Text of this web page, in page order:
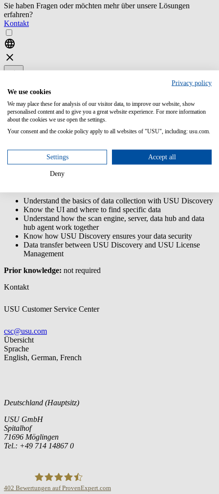
Sie haben Fragen oder möchten mehr über unsere Lösungen
erfahren?
Kontakt
USU IT Asset
Management
ST16-7 USU
User
Management
The USU Discovery - End User training is a basic training that
introduces you the application and enables you to use its core
features.
Understand the basics of data collection with USU Discovery
Know the UI and where to find specific data
Understand how the scan engine, server, data hub and data
hub agent work together
Know how USU Discovery ensures your data security
Data transfer between USU Discovery and USU License
Management
Prior knowledge: not required
Kontakt
USU Customer Service Center
csc@usu.com
Übersicht
Sprache
English, German, French
Deutschland (Hauptsitz)
USU GmbH
Spitalhof
71696 Möglingen
Tel.: +49 714 14867 0
402 Bewertungen auf ProvenExpert.com
Privacy policy
We use cookies
We may place these for analysis of our visitor data, to improve our website, show
personalised content and to give you a great website experience. For more information
about the cookies we use open the settings.
Your consent and the cookie policy apply to all websites of "USU", including: usu.com.
Settings Accept all
Deny